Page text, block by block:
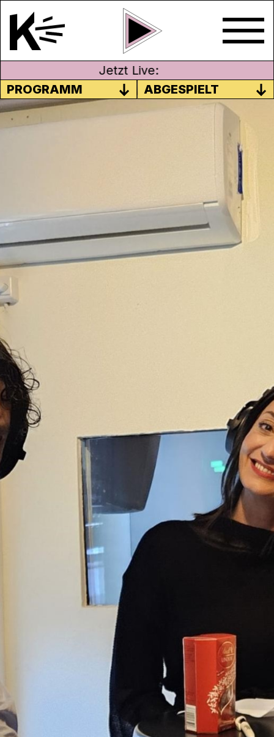
Jetzt Live:
PROGRAMM
ABGESPIELT
#16 DER RADIOMENSCH
Nebenbei-Medium bezeichnet. Für viele ist
Musikgeschmack prägen und ganze
Lebensläufe von uns beeinflussen.
Da das Radio am 29. Oktober seinen 100.
Geburtstag feiert, widmet Koisyn ihre
Oktober-Sendung dem Thema Radio. Dabei
langjährige Sendungsmacherin bei Kanal K
und zwar als Teil vom türkischen Radioteam
Radyo ATA
der Radioszene unterwegs, hat bei
mehreren Radiostationen und u.a. bei DRS
3/SRF 3 moderiert, und ist weiterhin als
Radiojournalist, Radiomoderator, Podast-
Produzent und Ausbildner für angehende
Radiojournalist*innen tätig.
Sendung vom 25.10.2024
Moderation und Redaktion: Koisyn
54:57
Details zum Podcast Hallo Mensch!